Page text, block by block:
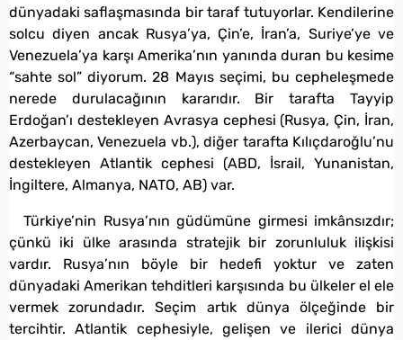
dünyadaki saflaşmasında bir taraf tutuyorlar. Kendilerine
solcu diyen ancak Rusya’ya, Çin’e, İran’a, Suriye’ye ve
Venezuela’ya karşı Amerika’nın yanında duran bu kesime
“sahte sol” diyorum. 28 Mayıs seçimi, bu cepheleşmede
nerede durulacağının kararıdır. Bir tarafta Tayyip
Erdoğan’ı destekleyen Avrasya cephesi (Rusya, Çin, İran,
Azerbaycan, Venezuela vb.), diğer tarafta Kılıçdaroğlu’nu
destekleyen Atlantik cephesi (ABD, İsrail, Yunanistan,
İngiltere, Almanya, NATO, AB) var.
Türkiye’nin Rusya’nın güdümüne girmesi imkânsızdır;
çünkü iki ülke arasında stratejik bir zorunluluk ilişkisi
vardır. Rusya’nın böyle bir hedefi yoktur ve zaten
dünyadaki Amerikan tehditleri karşısında bu ülkeler el ele
vermek zorundadır. Seçim artık dünya ölçeğinde bir
tercihtir. Atlantik cephesiyle, gelişen ve ilerici dünya